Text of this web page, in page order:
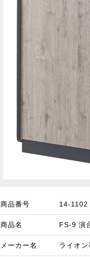
商品番号 14-1102
商品名 FS-9 演
メーカー名 ライオ